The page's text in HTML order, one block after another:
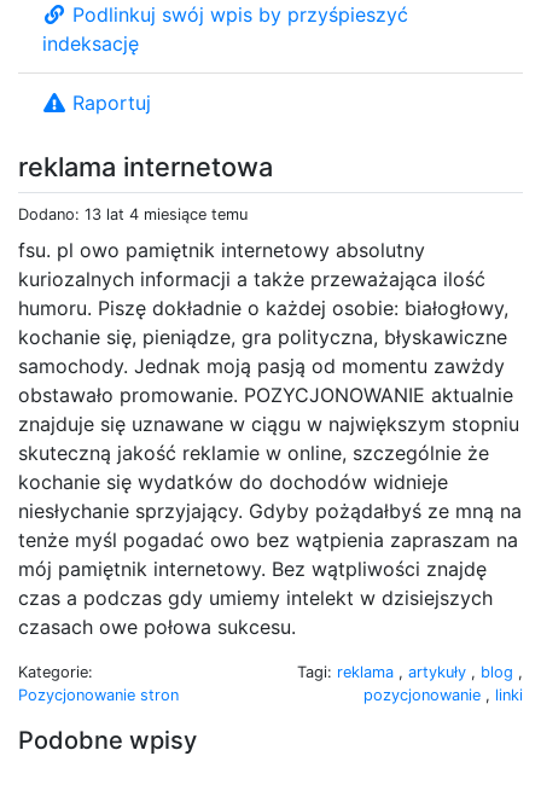
reklama internetowa
Dodano: 13 lat 4 miesiące temu
fsu. pl owo pamiętnik internetowy absolutny
kuriozalnych informacji a także przeważająca ilość
humoru. Piszę dokładnie o każdej osobie: białogłowy,
kochanie się, pieniądze, gra polityczna, błyskawiczne
samochody. Jednak moją pasją od momentu zawżdy
obstawało promowanie. POZYCJONOWANIE aktualnie
znajduje się uznawane w ciągu w największym stopniu
skuteczną jakość reklamie w online, szczególnie że
kochanie się wydatków do dochodów widnieje
niesłychanie sprzyjający. Gdyby pożądałbyś ze mną na
tenże myśl pogadać owo bez wątpienia zapraszam na
mój pamiętnik internetowy. Bez wątpliwości znajdę
czas a podczas gdy umiemy intelekt w dzisiejszych
czasach owe połowa sukcesu.
Kategorie:
Pozycjonowanie stron
Tagi: reklama , artykuły , blog ,
pozycjonowanie , linki
Podobne wpisy
Podlinkuj swój wpis by przyśpieszyć
indeksację
Raportuj